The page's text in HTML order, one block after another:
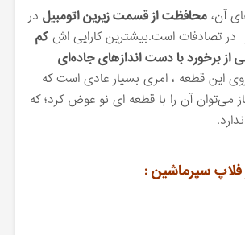
آن،محافظت از قسمت زیرین اتومبیل در
در تصادفات است.بیشترین کارایی اشکم
از برخورد با دست اندازهای جاده‌ای
قطعه ، امری بسیار عادی است که
می‌توان آن را با قطعه ای نو عوض کرد؛ که
فلاپ سپرماشین :